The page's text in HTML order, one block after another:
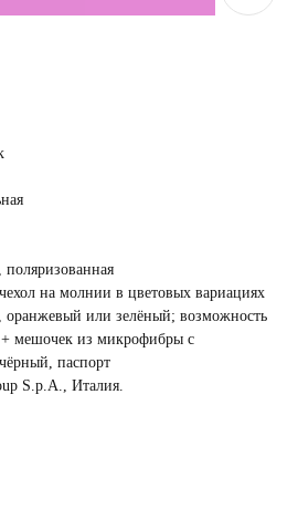
на молнии в цветовых вариациях
или зелёный; возможность
+ мешочек из микрофибры с
паспорт
S.p.A., Италия.